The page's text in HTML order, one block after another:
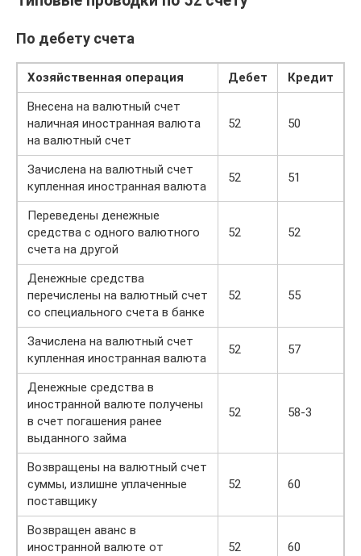
По дебету счета
Хозяйственная операция Дебет
Кредит
Внесена на валютный счет
наличная иностранная валюта
на валютный счет
52 50
Зачислена на валютный счет
купленная иностранная валюта
52 51
Переведены денежные
средства с одного валютного
счета на другой
52 52
Денежные средства
перечислены на валютный счет
со специального счета в банке
52 55
Зачислена на валютный счет
купленная иностранная валюта
52 57
Денежные средства в
иностранной валюте получены
в счет погашения ранее
выданного займа
52 58-3
Возвращены на валютный счет
суммы, излишне уплаченные
поставщику
52 60
Возвращен аванс в
иностранной валюте от
52 60